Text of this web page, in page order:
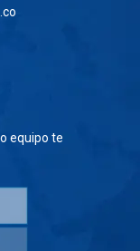
equipo te